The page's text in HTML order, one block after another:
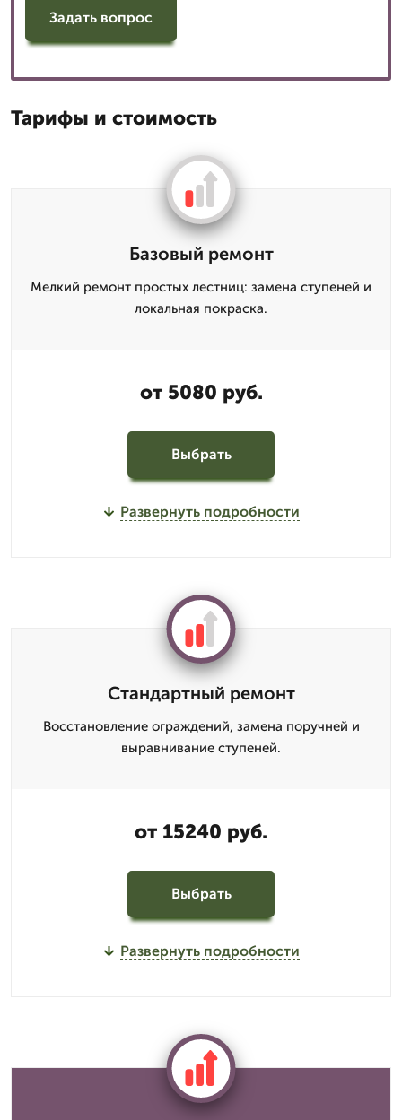
Задать вопрос
Тарифы и стоимость
Базовый ремонт
Мелкий ремонт простых лестниц: замена ступеней и
локальная покраска.
от 5080 руб.
Выбрать
Развернуть подробности
Стандартный ремонт
Восстановление ограждений, замена поручней и
выравнивание ступеней.
от 15240 руб.
Выбрать
Развернуть подробности